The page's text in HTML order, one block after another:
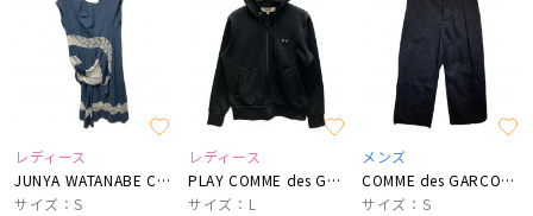
レディース
JUNYA WATANABE COMME des GARCONS
サイズ：S
レディース
PLAY COMME des GARCONS
サイズ：L
メンズ
COMME des GARCONS HOMME
サイズ：S